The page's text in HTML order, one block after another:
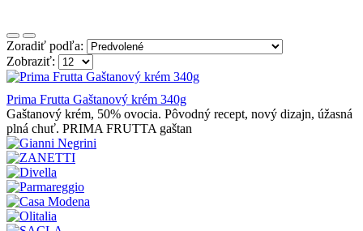
Zoradiť podľa:
Zobraziť:
Prima Frutta Gaštanový krém 340g
Gaštanový krém, 50% ovocia. Pôvodný recept, nový dizajn, úžasná
plná chuť. PRIMA FRUTTA gaštan